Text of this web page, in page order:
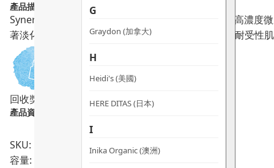
G
Graydon (加拿大)
H
Heidi's (美國)
HERE DITAS (日本)
I
Inika Organic (澳洲)
4A
煥
活
雙
效
精
華
數
產品描述：
Synergie Skin RetiFol 超醇4A煥活雙效精華含 0.4% 高濃度
著淡化皺紋、緊緻輪廓、改善油光與色斑，助已建立耐受性
回收獎賞
產品資料：
SKU: PRO02002
容量: 30ml